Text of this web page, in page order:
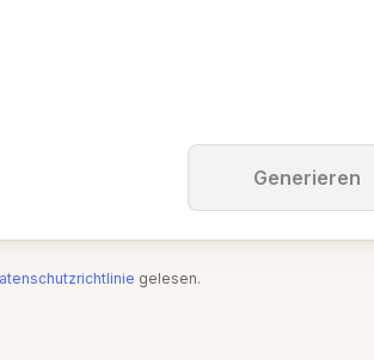
Generieren
gelesen.